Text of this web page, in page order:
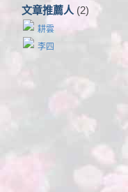
文章推薦人 (2)
耕雲
李四